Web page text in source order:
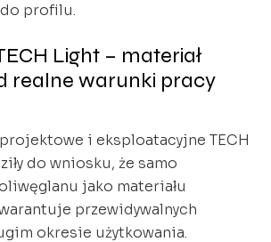
profilu.
Light – materiał
realne warunki pracy
i eksploatacyjne TECH
do wniosku, że samo
jako materiału
przewidywalnych
okresie użytkowania.